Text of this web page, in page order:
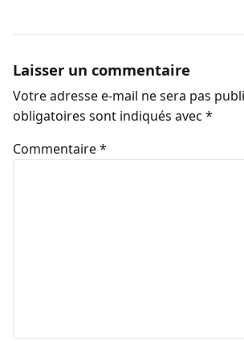
Laisser un commentaire
Votre adresse e-mail ne sera pas
obligatoires sont indiqués avec *
Commentaire*